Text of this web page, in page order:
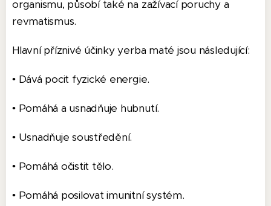
organismu, působí také na zažívací poruchy a
revmatismus.
Hlavní příznivé účinky yerba maté jsou následující:
• Dává pocit fyzické energie.
• Pomáhá a usnadňuje hubnutí.
• Usnadňuje soustředění.
• Pomáhá očistit tělo.
• Pomáhá posilovat imunitní systém.